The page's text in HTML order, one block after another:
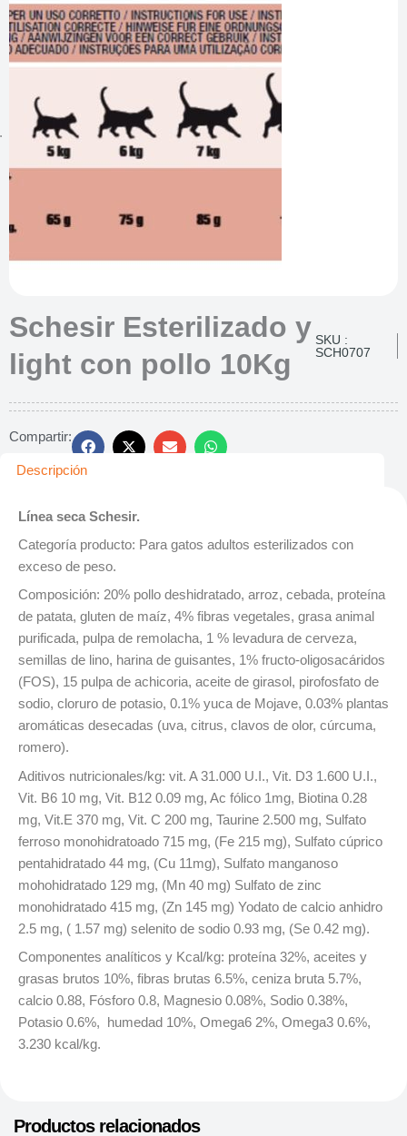
Schesir Esterilizado y
light con pollo 10Kg
SKU :
SCH0707
Compartir:
Descripción
Línea seca Schesir.
Categoría producto: Para gatos adultos esterilizados con
exceso de peso.
Composición: 20% pollo deshidratado, arroz, cebada, proteína
de patata, gluten de maíz, 4% fibras vegetales, grasa animal
purificada, pulpa de remolacha, 1 % levadura de cerveza,
semillas de lino, harina de guisantes, 1% fructo-oligosacáridos
(FOS), 15 pulpa de achicoria, aceite de girasol, pirofosfato de
sodio, cloruro de potasio, 0.1% yuca de Mojave, 0.03% plantas
aromáticas desecadas (uva, citrus, clavos de olor, cúrcuma,
romero).
Aditivos nutricionales/kg: vit. A 31.000 U.I., Vit. D3 1.600 U.I.,
Vit. B6 10 mg, Vit. B12 0.09 mg, Ac fólico 1mg, Biotina 0.28
mg, Vit.E 370 mg, Vit. C 200 mg, Taurine 2.500 mg, Sulfato
ferroso monohidratoado 715 mg, (Fe 215 mg), Sulfato cúprico
pentahidratado 44 mg, (Cu 11mg), Sulfato manganoso
mohohidratado 129 mg, (Mn 40 mg) Sulfato de zinc
monohidratado 415 mg, (Zn 145 mg) Yodato de calcio anhidro
2.5 mg, ( 1.57 mg) selenito de sodio 0.93 mg, (Se 0.42 mg).
Componentes analíticos y Kcal/kg: proteína 32%, aceites y
grasas brutos 10%, fibras brutas 6.5%, ceniza bruta 5.7%,
calcio 0.88, Fósforo 0.8, Magnesio 0.08%, Sodio 0.38%,
Potasio 0.6%, humedad 10%, Omega6 2%, Omega3 0.6%,
3.230 kcal/kg.
Productos relacionados